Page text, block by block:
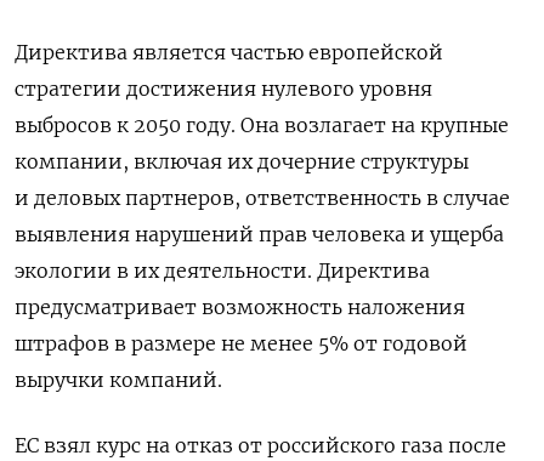
Директива является частью европейской
стратегии достижения нулевого уровня
выбросов к 2050 году. Она возлагает на крупные
компании, включая их дочерние структуры
и деловых партнеров, ответственность в случае
выявления нарушений прав человека и ущерба
экологии в их деятельности. Директива
предусматривает возможность наложения
штрафов в размере не менее 5% от годовой
выручки компаний.
ЕС взял курс на отказ от российского газа после